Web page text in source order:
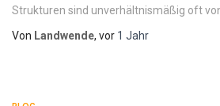
Strukturen sind unverhältnismäßig oft
Von Landwende, vor 1 Jahr